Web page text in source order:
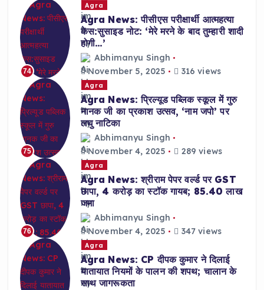
74
Agra
Agra News: पीसीएस परीक्षार्थी आत्महत्या
केस:सुसाइड नोट: ‘मेरे मरने के बाद तुम्हारी शादी
होगी…’
Abhimanyu Singh
November 5, 2025
316 views
75
Agra
Agra News: प्रिल्यूड पब्लिक स्कूल में गुरु
नानक जी का प्रकाश उत्सव, ‘नाम जपो’ पर
लघु नाटिका
Abhimanyu Singh
November 4, 2025
289 views
76
Agra
Agra News: श्रीराम पेपर वर्ल्ड पर GST
छापा, 4 करोड़ का स्टॉक गायब; 85.40 लाख
जमा
Abhimanyu Singh
November 4, 2025
347 views
Agra
Agra News: CP दीपक कुमार ने दिलाई
यातायात नियमों के पालन की शपथ; चालान के
साथ जागरूकता